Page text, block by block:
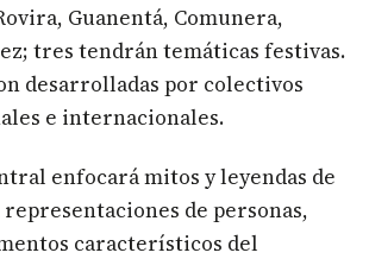
Guanentá, Comunera,
tres tendrán temáticas festivas.
desarrolladas por colectivos
e internacionales.
enfocará mitos y leyendas de
representaciones de personas,
característicos del